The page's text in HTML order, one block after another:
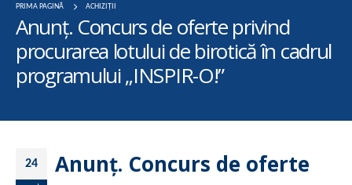
PRIMA PAGINĂ ACHIZIȚII
Anunţ. Concurs de oferte privind
procurarea lotului de birotică în cadrul
programului „INSPIR-O!”
24
Anunţ. Concurs de oferte